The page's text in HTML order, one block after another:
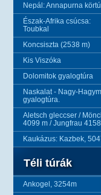
Nepál: Annapurna
Észak-Afrika csúcsa:
Toubkal
Koncsiszta (2538 m)
Kis Viszóka
Dolomitok gyalogtúra
Naskalat - Nagy-
gyalogtúra.
Aletsch gleccser /
4099 m / Jungfrau
Kaukázus: Kazbek,
Téli túrák
Ankogel, 3254m